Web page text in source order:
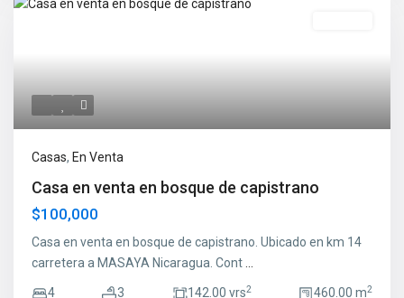
Casas, En Venta
Casa en venta en bosque de capistrano
$100,000
Casa en venta en bosque de capistrano. Ubicado en km 14
carretera a MASAYA Nicaragua. Cont
4 3 142.00 vrs2 460.00 m2